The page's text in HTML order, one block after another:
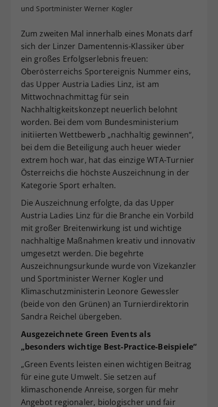
und Sportminister Werner Kogler
Zum zweiten Mal innerhalb eines Monats darf
sich der Linzer Damentennis-Klassiker über
ein großes Erfolgserlebnis freuen:
Oberösterreichs Sportereignis Nummer eins,
das Upper Austria Ladies Linz, ist am
Mittwochnachmittag für sein
Nachhaltigkeitskonzept neuerlich belohnt
worden. Bei dem vom Bundesministerium
initiierten Wettbewerb „nachhaltig gewinnen“,
bei dem die Beteiligung auch heuer wieder
extrem hoch war, hat das einzige WTA-Turnier
Österreichs die höchste Auszeichnung in der
Kategorie Sport erhalten.
Die Auszeichnung erfolgte, da das Upper
Austria Ladies Linz für die Branche ein Vorbild
mit großer Breitenwirkung ist und wichtige
nachhaltige Maßnahmen kreativ und innovativ
umgesetzt werden. Die begehrte
Auszeichnungsurkunde wurde von Vizekanzler
und Sportminister Werner Kogler und
Klimaschutzministerin Leonore Gewessler
(beide von den Grünen) an Turnierdirektorin
Sandra Reichel übergeben.
Ausgezeichnete Green Events als
„besonders wichtige Best-Practice-Beispiele“
„Green Events leisten einen wichtigen Beitrag
für eine gute Umwelt. Sie setzen auf
klimaschonende Anreise, sorgen für mehr
Angebot regionaler, biologischer und fair
Zweck
Dieser Wert speichert Ihre Consent-
zufällig generierte ID, für die
historische Speicherung Ihrer
vorgenommen Einstellungen, falls der
Webseiten-Betreiber dies eingestellt
hat.